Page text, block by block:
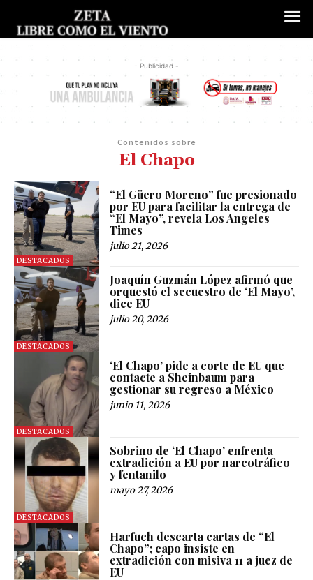
- Publicidad -
Contenidos sobre
El Chapo
DESTACADOS
“El Güero Moreno” fue presionado
por EU para facilitar la entrega de
“El Mayo”, revela Los Angeles
Times
julio 21, 2026
DESTACADOS
Joaquín Guzmán López afirmó que
orquestó el secuestro de ‘El Mayo’,
dice EU
julio 20, 2026
DESTACADOS
‘El Chapo’ pide a corte de EU que
contacte a Sheinbaum para
gestionar su regreso a México
junio 11, 2026
DESTACADOS
Sobrino de ‘El Chapo’ enfrenta
extradición a EU por narcotráfico
y fentanilo
mayo 27, 2026
Harfuch descarta cartas de “El
Chapo”; capo insiste en
extradición con misiva 11 a juez de
EU